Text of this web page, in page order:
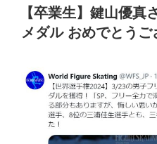
日:【卒業生】鍵山優
メダル おめでとうご